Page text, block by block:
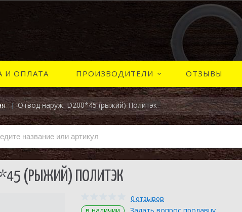
И ОПЛАТА ПРОИЗВОДИТЕЛИ ОТЗЫВЫ
Отвод наруж. D200*45 (рыжий) Политэк
(РЫЖИЙ) ПОЛИТЭК
0 отзывов